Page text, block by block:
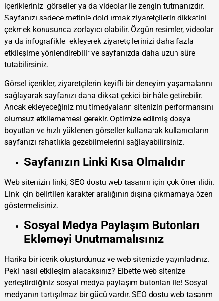
içeriklerinizi görseller ya da videolar ile zengin tutmanızdır.
Sayfanızı sadece metinle doldurmak ziyaretçilerin dikkatini
çekmek konusunda zorlayıcı olabilir. Özgün resimler, videolar
ya da infografikler ekleyerek ziyaretçilerinizi daha fazla
etkileşime yönlendirebilir ve sayfanızda daha uzun süre
tutabilirsiniz.
Görsel içerikler, ziyaretçilerin keyifli bir deneyim yaşamalarını
sağlayarak sayfanızı daha dikkat çekici bir hâle getirebilir.
Ancak ekleyeceğiniz multimedyaların sitenizin performansını
olumsuz etkilememesi gerekir. Optimize edilmiş dosya
boyutları ve hızlı yüklenen görseller kullanarak kullanıcıların
sayfanızı rahatlıkla gezebilmelerini sağlayabilirsiniz.
Sayfanızın Linki Kısa Olmalıdır
Web sitenizin linki, SEO dostu web tasarım için çok önemlidir.
Link için belirtilen karakter aralığının dışına çıkmamaya özen
göstermelisiniz.
Sosyal Medya Paylaşım Butonları
Eklemeyi Unutmamalısınız
Harika bir içerik oluşturdunuz ve web sitenizde yayınladınız.
Peki nasıl etkileşim alacaksınız? Elbette web sitenize
yerleştirdiğiniz sosyal medya paylaşım butonları ile! Sosyal
medyanın tartışılmaz bir gücü vardır. SEO dostu web tasarım